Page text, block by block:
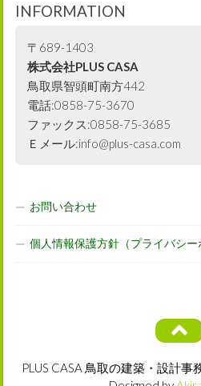
INFORMATION
〒689-1403
株式会社PLUS CASA
鳥取県智頭町南方442
電話:0858-75-3670
ファックス:0858-75-3685
Ｅメール:info@plus-casa.com
お問い合わせ
個人情報保護方針（プライバシー
PLUS CASA 鳥取の建築・設計